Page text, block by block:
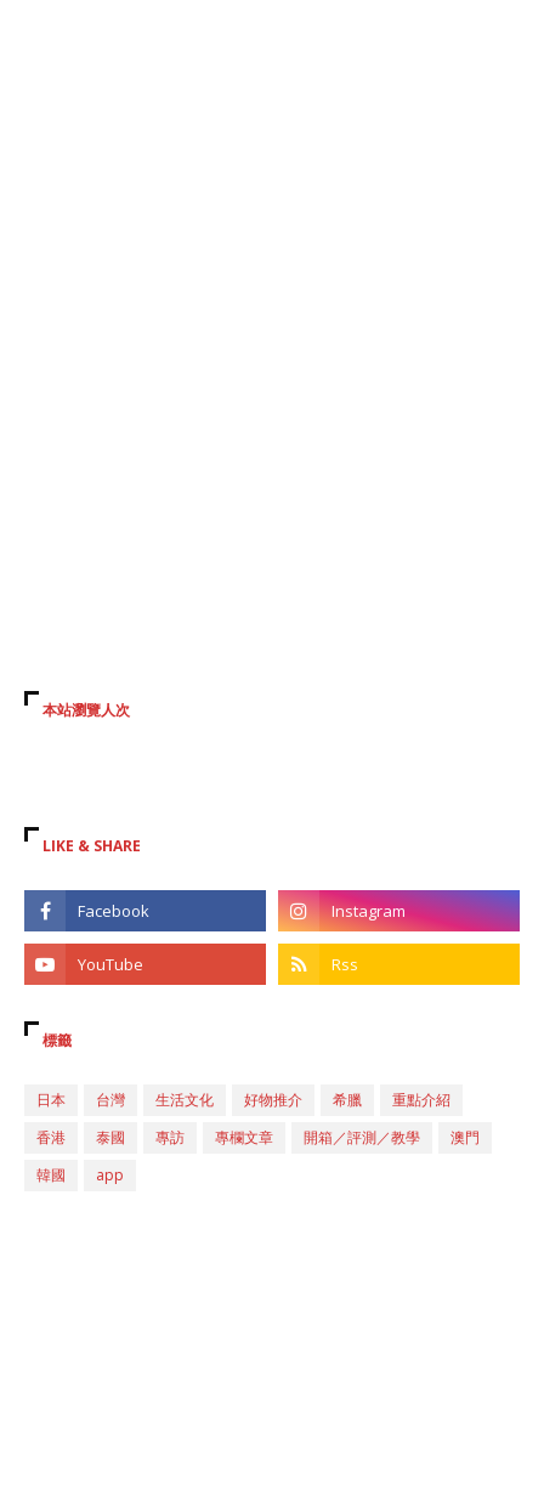
本站瀏覽人次
LIKE & SHARE
標籤
日本 台灣 生活文化 好物推介 希臘
重點介紹
香港
泰國 專訪 專欄文章 開箱／評測／教學
澳門
韓國
app